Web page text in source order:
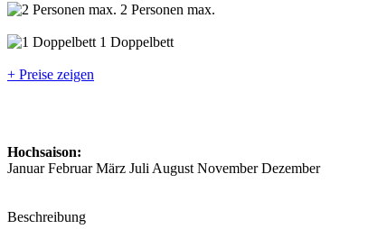
2 Personen max.
1 Doppelbett
+ Preise zeigen
Hochsaison:
Januar Februar März Juli August November Dezember
Beschreibung